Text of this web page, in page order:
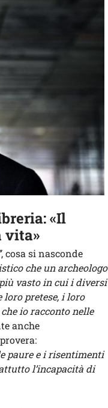
«Il
vita»
, cosa si nasconde
che un archeologo
vasto in cui i diversi
loro pretese, i loro
io racconto nelle
anche
paure e i risentimenti
l’incapacità di